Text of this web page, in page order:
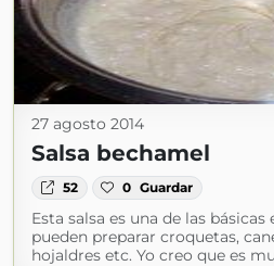
27 agosto 2014
Salsa bechamel
52 0 Guardar
Esta salsa es una de las
pueden preparar croquetas,
hojaldres etc. Yo creo que es